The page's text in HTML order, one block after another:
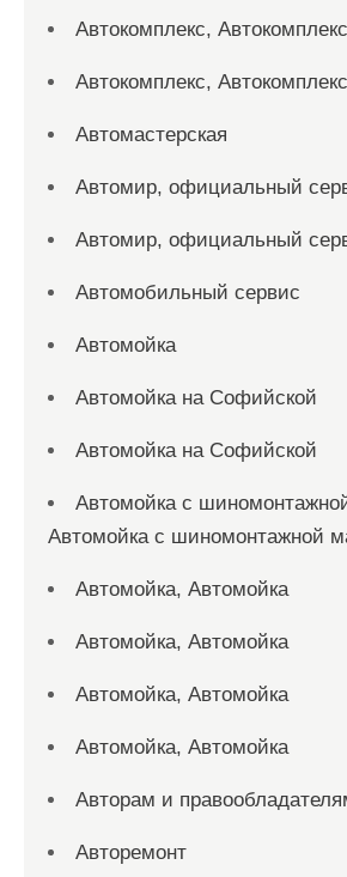
Автокомплекс, Автокомплекс
Автокомплекс, Автокомплекс
Автомастерская
Автомир, официальный
Автомир, официальный
Автомобильный сервис
Автомойка
Автомойка на Софийской
Автомойка на Софийской
Автомойка с
Автомойка с шиномонтажной
Автомойка, Автомойка
Автомойка, Автомойка
Автомойка, Автомойка
Автомойка, Автомойка
Авторам и
Авторемонт